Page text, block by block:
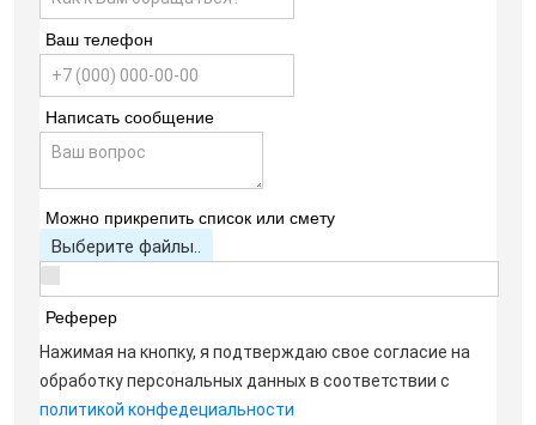
Ваш телефон
Написать сообщение
Можно прикрепить список или смету
Выберите файлы..
Реферер
Нажимая на кнопку, я подтверждаю свое согласие на
обработку персональных данных в соответствии с
политикой конфедециальности